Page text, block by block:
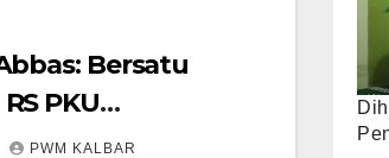
Bersatu
PKU
Pontianak
PWM KALBAR